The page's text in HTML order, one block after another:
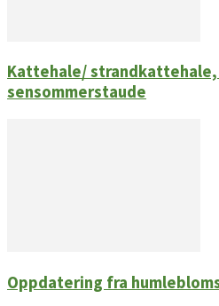
Kattehale/ strandkattehale,
sensommerstaude
Oppdatering fra